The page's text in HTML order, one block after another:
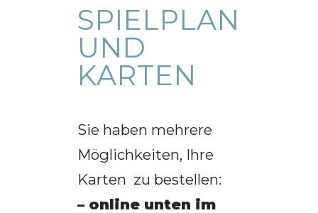
SPIELPLAN
UND
KARTEN
Sie haben mehrere
Möglichkeiten, Ihre
Karten zu bestellen:
– online unten im